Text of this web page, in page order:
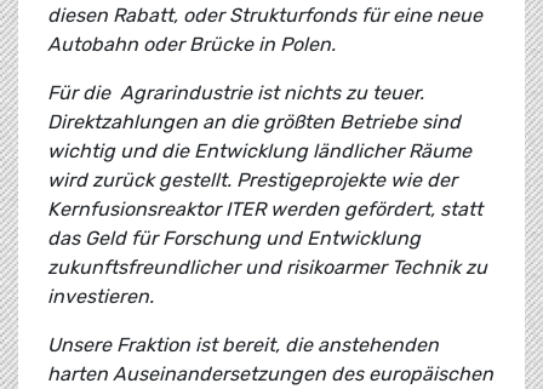
diesen Rabatt, oder Strukturfonds für eine neue
Autobahn oder Brücke in Polen.
Für die Agrarindustrie ist nichts zu teuer.
Direktzahlungen an die größten Betriebe sind
wichtig und die Entwicklung ländlicher Räume
wird zurück gestellt. Prestigeprojekte wie der
Kernfusionsreaktor ITER werden gefördert, statt
das Geld für Forschung und Entwicklung
zukunftsfreundlicher und risikoarmer Technik zu
investieren.
Unsere Fraktion ist bereit, die anstehenden
harten Auseinandersetzungen des europäischen